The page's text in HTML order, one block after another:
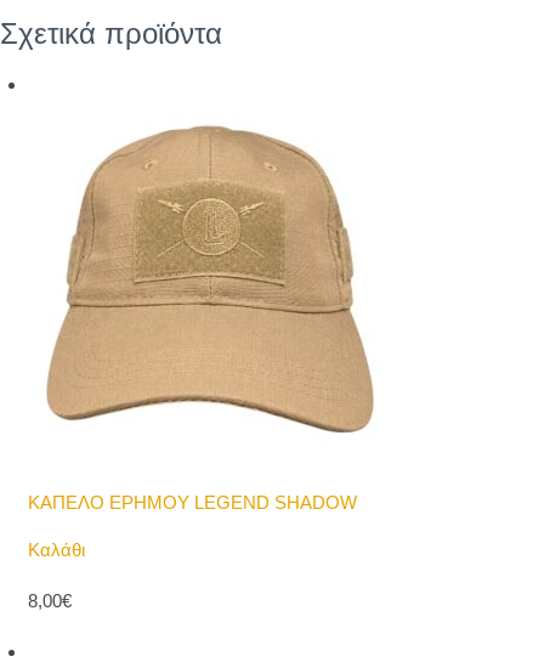
Σχετικά προϊόντα
ΚΑΠΕΛΟ ΕΡΗΜΟΥ LEGEND SHADOW
Καλάθι
8,00€